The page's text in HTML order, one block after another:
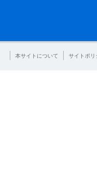
本サイトについて サイトポリ